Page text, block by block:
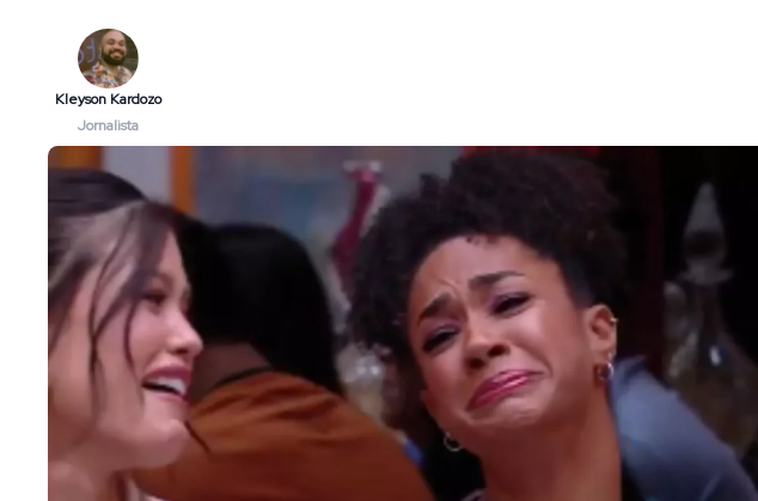
Kleyson Kardozo
Jornalista